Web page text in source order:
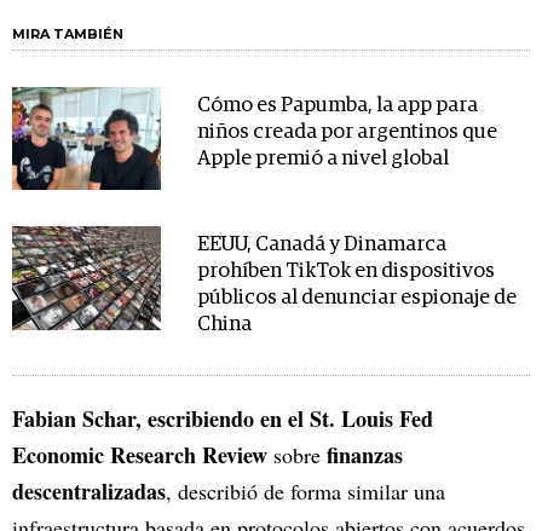
MIRA TAMBIÉN
Cómo es Papumba, la app para
niños creada por argentinos que
Apple premió a nivel global
EEUU, Canadá y Dinamarca
prohíben TikTok en dispositivos
públicos al denunciar espionaje de
China
Fabian Schar, escribiendo en el St. Louis Fed
Economic Research Review sobre finanzas
descentralizadas, describió de forma similar una